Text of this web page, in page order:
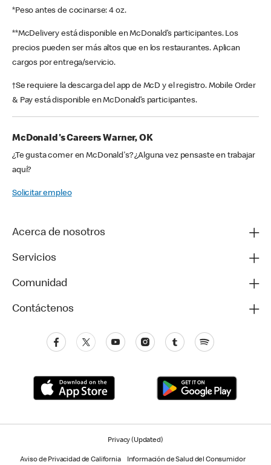
*Peso antes de cocinarse: 4 oz.
**McDelivery está disponible en McDonald’s participantes. Los
precios pueden ser más altos que en los restaurantes. Aplican
cargos por entrega/servicio.
†Se requiere la descarga del app de McD y el registro. Mobile Order
& Pay está disponible en McDonald’s participantes.
McDonald's Careers Warner, OK
¿Te gusta comer en McDonald's? ¿Alguna vez pensaste en trabajar
aquí?
Solicitar empleo
Acerca de nosotros
Servicios
Comunidad
Contáctenos
Privacy (Updated)
Aviso de Privacidad de California Información de Salud del Consumidor